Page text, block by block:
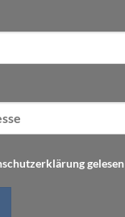
gelesen